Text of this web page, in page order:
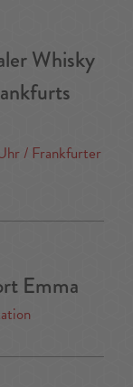
Whisky
/ Frankfurter
Emma